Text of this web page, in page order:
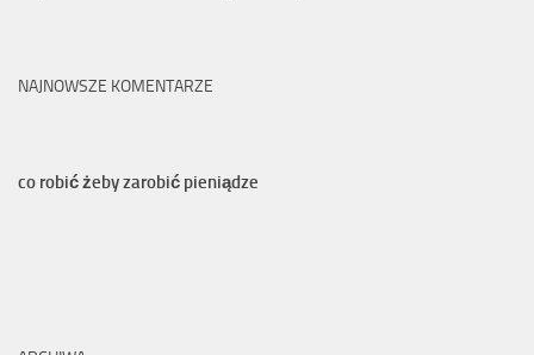
NAJNOWSZE KOMENTARZE
co robić żeby zarobić pieniądze